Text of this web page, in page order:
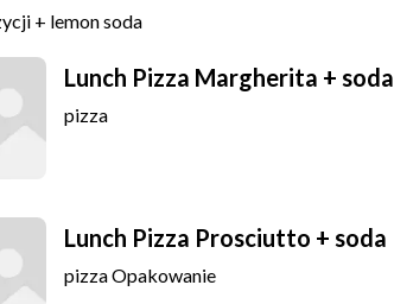
+ lemon soda
Lunch Pizza Margherita + soda
pizza
Lunch Pizza Prosciutto + soda
pizzaOpakowanie